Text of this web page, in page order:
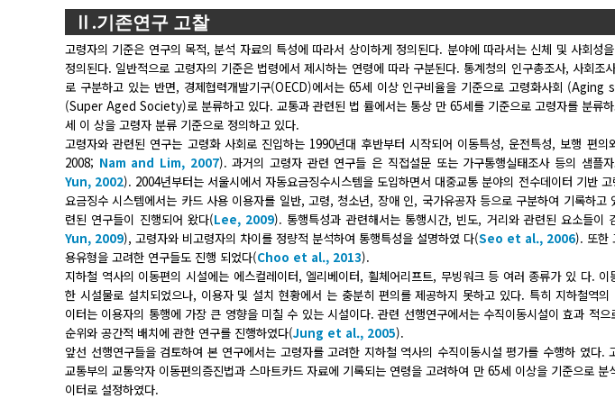
Ⅱ.기존연구 고찰
고령자의 기준은 연구의 목적, 분석 자료의 특성에 따라서 상이하게 정의된다. 분야에 따라서는 신체 및 사회성
정의된다. 일반적으로 고령자의 기준은 법령에서 제시하는 연령에 따라 구분된다. 통계청의 인구총조사, 사회
로 구분하고 있는 반면, 경제협력개발기구(OECD)에서는 65세 이상 인구비율을 기준으로 고령화사회
(Super Aged Society)로 분류하고 있다. 교통과 관련된 법 률에서는 통상 만 65세를 기준으로 고령자를 분류
세 이 상을 고령자 분류 기준으로 정의하고 있다.
고령자와 관련된 연구는 고령화 사회로 진입하는 1990년대 후반부터 시작되어 이동특성, 운전특성, 보행 편
2008; Nam and Lim, 2007). 과거의 고령자 관련 연구들 은 직접설문 또는 가구통행실태조사 등의 샘플
Yun, 2002). 2004년부터는 서울시에서 자동요금징수시스템을 도입하면서 대중교통 분야의 전수데이터 기반
요금징수 시스템에서는 카드 사용 이용자를 일반, 고령, 청소년, 장애 인, 국가유공자 등으로 구분하여 기록하
련된 연구들이 진행되어 왔다(Lee, 2009). 통행특성과 관련해서는 통행시간, 빈도, 거리와 관련된 요소들이
Yun, 2009), 고령자와 비고령자의 차이를 정량적 분석하여 통행특성을 설명하였 다(Seo et al., 2006). 또한
용유형을 고려한 연구들도 진행 되었다(Choo et al., 2013).
지하철 역사의 이동편의 시설에는 에스컬레이터, 엘리베이터, 휠체어리프트, 무빙워크 등 여러 종류가 있 다.
한 시설물로 설치되었으나, 이용자 및 설치 현황에서 는 충분히 편의를 제공하지 못하고 있다. 특히 지하철역의
이터는 이용자의 통행에 가장 큰 영향을 미칠 수 있는 시설이다. 관련 선행연구에서는 수직이동시설이 효과 적
순위와 공간적 배치에 관한 연구를 진행하였다(Jung et al., 2005).
앞선 선행연구들을 검토하여 본 연구에서는 고령자를 고려한 지하철 역사의 수직이동시설 평가를 수행하 였다
교통부의 교통약자 이동편의증진법과 스마트카드 자료에 기록되는 연령을 고려하여 만 65세 이상을 기준으로
이터로 설정하였다.